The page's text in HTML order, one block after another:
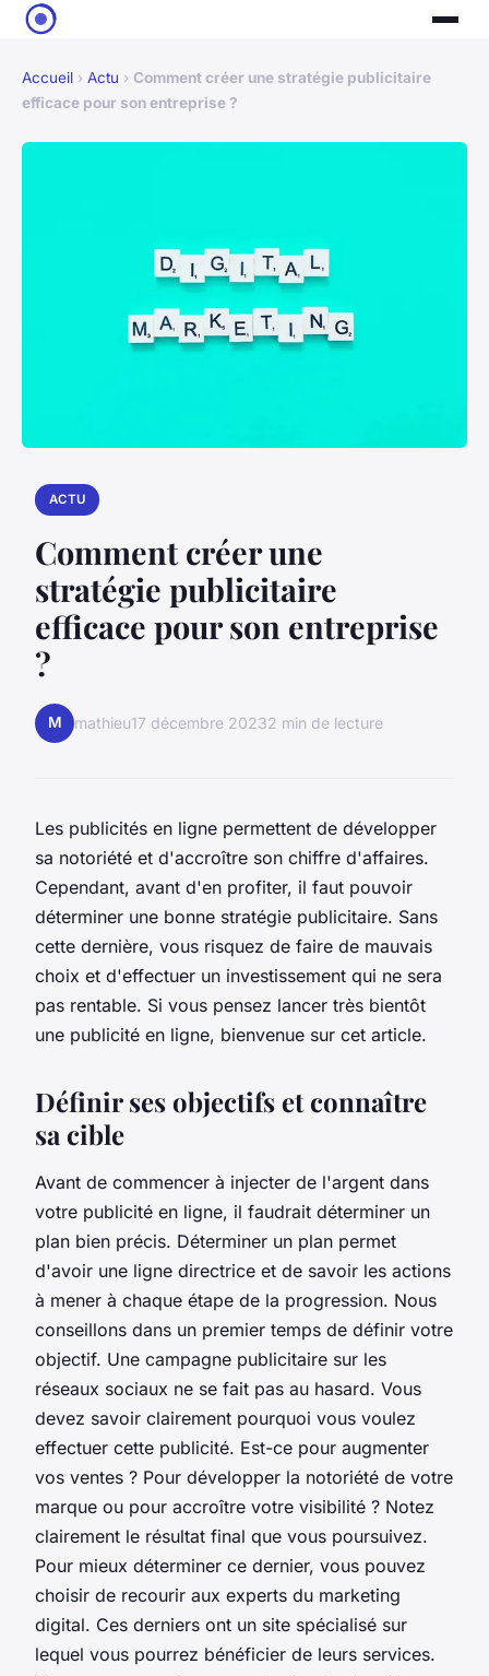
Accueil › Actu › Comment créer une stratégie publicitaire
efficace pour son entreprise ?
ACTU
Comment créer une
stratégie publicitaire
efficace pour son entreprise
?
M mathieu17 décembre 20232 min de lecture
Les publicités en ligne permettent de développer
sa notoriété et d'accroître son chiffre d'affaires.
Cependant, avant d'en profiter, il faut pouvoir
déterminer une bonne stratégie publicitaire. Sans
cette dernière, vous risquez de faire de mauvais
choix et d'effectuer un investissement qui ne sera
pas rentable. Si vous pensez lancer très bientôt
une publicité en ligne, bienvenue sur cet article.
Définir ses objectifs et connaître
sa cible
Avant de commencer à injecter de l'argent dans
votre publicité en ligne, il faudrait déterminer un
plan bien précis. Déterminer un plan permet
d'avoir une ligne directrice et de savoir les actions
à mener à chaque étape de la progression. Nous
conseillons dans un premier temps de définir votre
objectif. Une campagne publicitaire sur les
réseaux sociaux ne se fait pas au hasard. Vous
devez savoir clairement pourquoi vous voulez
effectuer cette publicité. Est-ce pour augmenter
vos ventes ? Pour développer la notoriété de votre
marque ou pour accroître votre visibilité ? Notez
clairement le résultat final que vous poursuivez.
Pour mieux déterminer ce dernier, vous pouvez
choisir de recourir aux experts du marketing
digital. Ces derniers ont un site spécialisé sur
lequel vous pourrez bénéficier de leurs services.